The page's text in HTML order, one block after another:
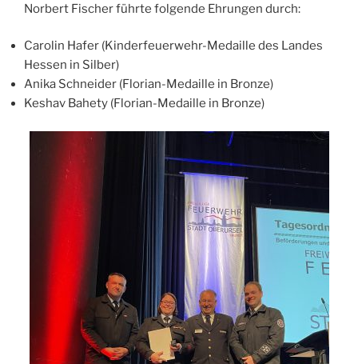
Norbert Fischer führte folgende Ehrungen durch:
Carolin Hafer (Kinderfeuerwehr-Medaille des Landes
Hessen in Silber)
Anika Schneider (Florian-Medaille in Bronze)
Keshav Bahety (Florian-Medaille in Bronze)